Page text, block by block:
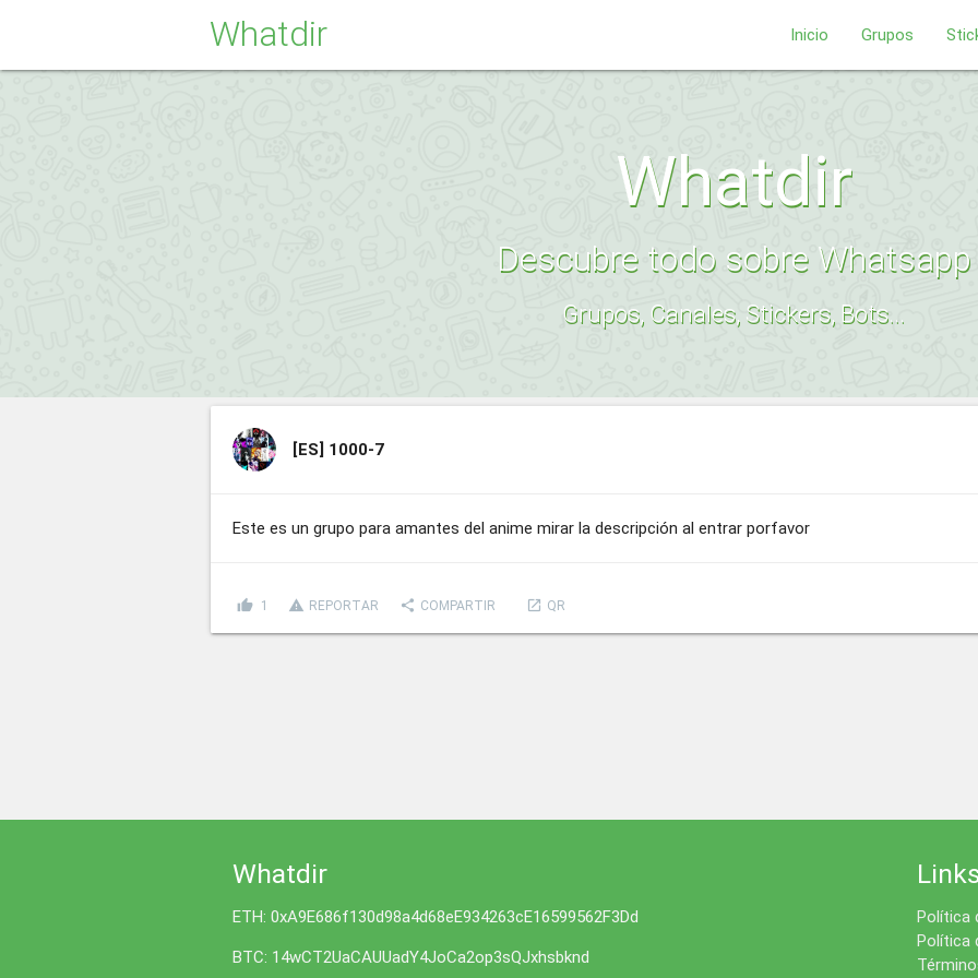
Whatdir Inicio Grupos
Whatdir
Descubre todo sobre Whatsapp
Grupos, Canales, Stickers, Bots...
[ES] 1000-7
Este es un grupo para amantes del anime mirar la descripción al entrar porfavor
thumb_up 1 report_problem REPORTAR share COMPARTIR launch QR
Whatdir
ETH: 0xA9E686f130d98a4d68eE934263cE16599562F3Dd
BTC: 14wCT2UaCAUUadY4JoCa2op3sQJxhsbknd
Política
Política